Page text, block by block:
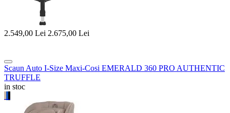
2.549,00 Lei 2.675,00 Lei
Scaun Auto I-Size Maxi-Cosi EMERALD 360 PRO AUTHENTIC
TRUFFLE
in stoc